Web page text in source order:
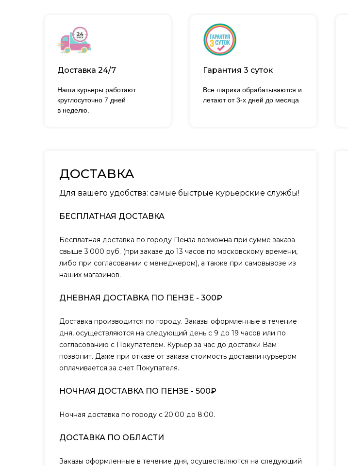
Доставка 24/7
Все шарики обрабатываются и
летают от 3-х дней до месяца
Наши курьеры работают
круглосуточно 7 дней
в неделю.
Гарантия 3 суток
ДОСТАВКА
Для вашего удобства: самые быстрые курьерские службы!
БЕСПЛАТНАЯ ДОСТАВКА
Бесплатная доставка по городу Пенза возможна при сумме заказа
свыше 3.000 руб. (при заказе до 13 часов по московскому времени,
либо при согласовании с менеджером), а также при самовывозе из
наших магазинов.
ДНЕВНАЯ ДОСТАВКА ПО ПЕНЗЕ - 300₽
Доставка производится по городу. Заказы оформленные в течение
дня, осуществляются на следующий день с 9 до 19 часов или по
согласованию с Покупателем. Курьер за час до доставки Вам
позвонит. Даже при отказе от заказа стоимость доставки курьером
оплачивается за счет Покупателя.
НОЧНАЯ ДОСТАВКА ПО ПЕНЗЕ - 500₽
Ночная доставка по городу с 20:00 до 8:00.
ДОСТАВКА ПО ОБЛАСТИ
Заказы оформленные в течение дня, осуществляются на следующий